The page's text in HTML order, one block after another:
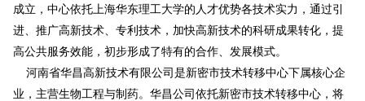
成立，中心依托上海华东理工大学的人才优势各技术实力，通过引
进、推广高新技术、专利技术，加快高新技术的科研成果转化，提
高公共服务效能，初步形成了特有的合作、发展模式。
河南省华昌高新技术有限公司是新密市技术转移中心下属核心企
业，主营生物工程与制药。华昌公司依托新密市技术转移中心，将